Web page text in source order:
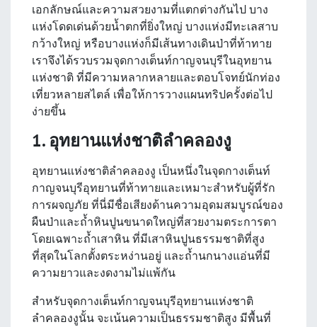
เอกลักษณ์และความสวยงามที่แตกต่างกันไป บาง
แห่งโดดเด่นด้วยน้ำตกที่ยิ่งใหญ่ บางแห่งมีทะเลสาบ
กว้างใหญ่ หรือบางแห่งก็มีเส้นทางเดินป่าที่ท้าทาย
เราจึงได้รวบรวมจุดกางเต็นท์กาญจนบุรีในอุทยาน
แห่งชาติ ที่มีความหลากหลายและตอบโจทย์นักท่อง
เที่ยวหลายสไตล์ เพื่อให้การวางแผนทริปครั้งต่อไป
ง่ายขึ้น
1. อุทยานแห่งชาติลำคลองงู
อุทยานแห่งชาติลำคลองงู เป็นหนึ่งในจุดกางเต็นท์
กาญจนบุรีอุทยานที่ท้าทายและเหมาะสำหรับผู้ที่รัก
การผจญภัย ที่นี่มีชื่อเสียงด้านความอุดมสมบูรณ์ของ
ผืนป่าและถ้ำหินปูนขนาดใหญ่ที่สวยงามตระการตา
โดยเฉพาะถ้ำเสาหิน ที่มีเสาหินปูนธรรมชาติที่สูง
ที่สุดในโลกตั้งตระหง่านอยู่ และถ้ำนกนางแอ่นที่มี
ความยาวและงดงามไม่แพ้กัน
สำหรับจุดกางเต็นท์กาญจนบุรีอุทยานแห่งชาติ
ลำคลองงูนั้น จะเน้นความเป็นธรรมชาติสูง มีพื้นที่